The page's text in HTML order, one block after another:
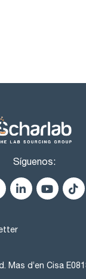
Síguenos:
Mas d’en Cisa